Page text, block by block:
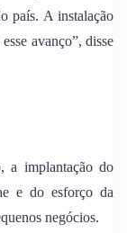
país. A instalação
avanço”, disse
a implantação do
e do esforço da
negócios.